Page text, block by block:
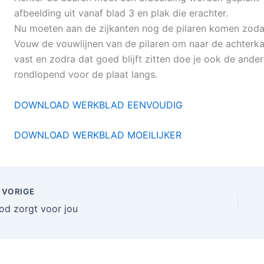
afbeelding uit vanaf blad 3 en plak die erachter.
Nu moeten aan de zijkanten nog de pilaren komen
Vouw de vouwlijnen van de pilaren om naar de
vast en zodra dat goed blijft zitten doe je ook de
rondlopend voor de plaat langs.
DOWNLOAD WERKBLAD EENVOUDIG
DOWNLOAD WERKBLAD MOEILIJKER
VORIGE
zorgt voor jou